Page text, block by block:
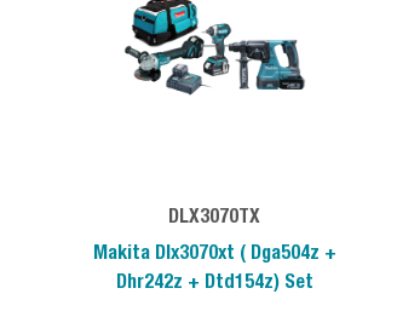
DLX3070TX
Makita Dlx3070xt ( Dga504z +
Dhr242z + Dtd154z) Set